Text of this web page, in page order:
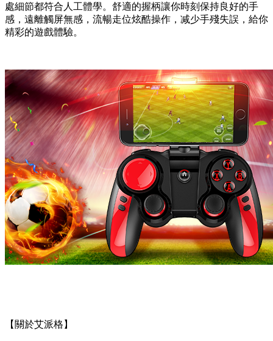
處細節都符合人工體學。舒適的握柄讓你時刻保持良好的手
感，遠離觸屏無感，流暢走位炫酷操作，减少手殘失誤，給你
精彩的遊戲體驗。
【關於艾派格】